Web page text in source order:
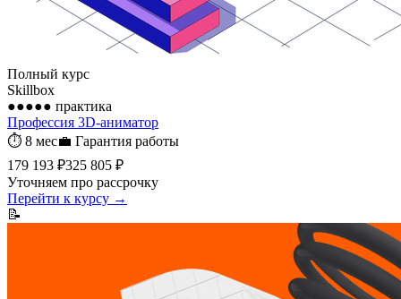
Полный курс
Skillbox
●●●●● практика
Профессия 3D-аниматор
⏱ 8 мес💼 Гарантия работы
179 193 ₽325 805 ₽
Уточняем про рассрочку
Перейти к курсу →
📝